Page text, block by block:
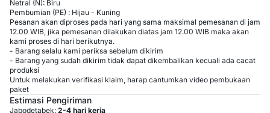
Netral (N): Biru
Pembumian (PE) : Hijau - Kuning
Pesanan akan diproses pada hari yang sama maksimal pemesanan di jam
12.00 WIB, jika pemesanan dilakukan diatas jam 12.00 WIB maka akan
kami proses di hari berikutnya.
- Barang selalu kami periksa sebelum dikirim
- Barang yang sudah dikirim tidak dapat dikembalikan kecuali ada cacat
produksi
Untuk melakukan verifikasi klaim, harap cantumkan video pembukaan
paket
Estimasi Pengiriman
Jabodetabek: 2-4 hari kerja